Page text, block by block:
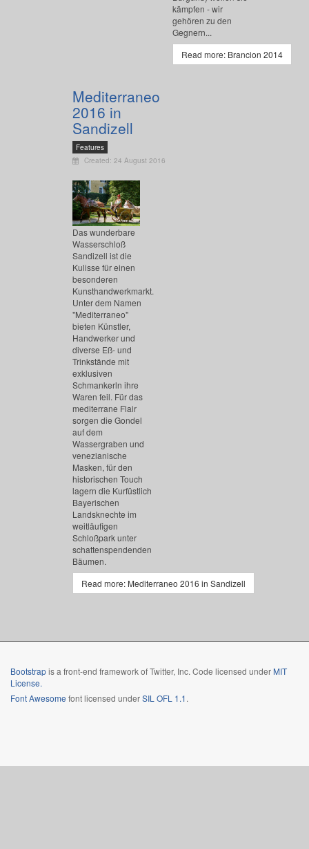
kämpfen - wir
gehören zu den
Gegnern...
Read more: Brancion 2014
Mediterraneo
2016 in
Sandizell
Features
Created: 24 August 2016
Das wunderbare
Wasserschloß
Sandizell ist die
Kulisse für einen
besonderen
Kunsthandwerkmarkt.
Unter dem Namen
"Mediterraneo"
bieten Künstler,
Handwerker und
diverse Eß- und
Trinkstände mit
exklusiven
Schmankerln ihre
Waren feil. Für das
mediterrane Flair
sorgen die Gondel
auf dem
Wassergraben und
venezianische
Masken, für den
historischen Touch
lagern die Kurfüstlich
Bayerischen
Landsknechte im
weitläufigen
Schloßpark unter
schattenspendenden
Bäumen.
Read more: Mediterraneo 2016 in Sandizell
Bootstrapis a front-end framework of Twitter, Inc. Code licensed under MIT
License.
Font Awesome font licensed underSIL OFL 1.1.